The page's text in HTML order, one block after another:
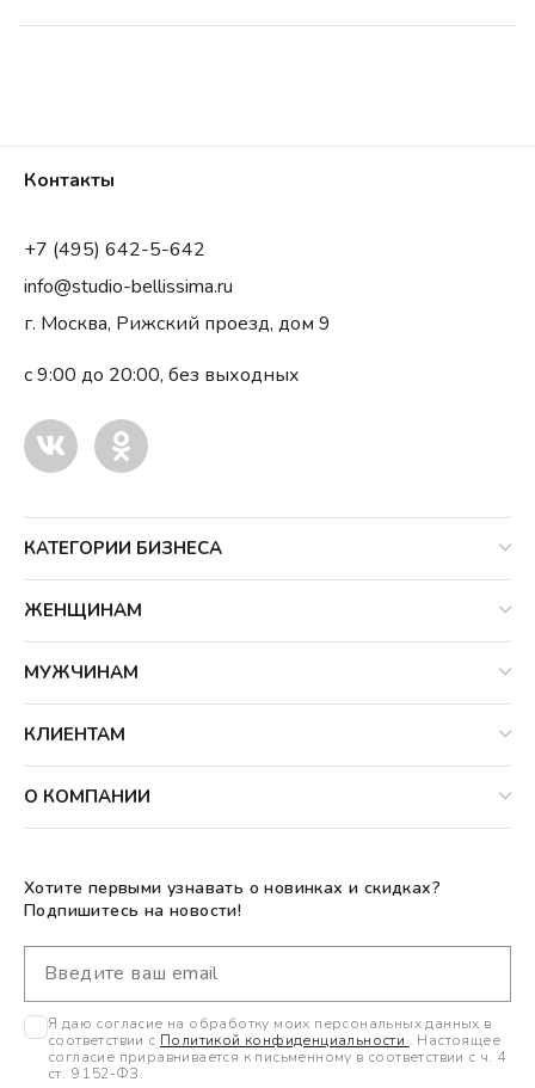
Контакты
+7 (495) 642-5-642
info@studio-bellissima.ru
г. Москва, Рижский проезд, дом 9
с 9:00 до 20:00, без выходных
КАТЕГОРИИ БИЗНЕСА
ЖЕНЩИНАМ
МУЖЧИНАМ
КЛИЕНТАМ
О КОМПАНИИ
Хотите первыми узнавать о новинках и скидках?
Подпишитесь на новости!
Я даю согласие на обработку моих персональных данных в
соответствии с Политикой конфиденциальности . Настоящее
согласие приравнивается к письменному в соответствии с ч. 4
ст. 9 152-ФЗ.